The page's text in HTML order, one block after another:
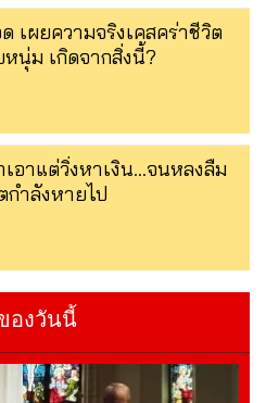
เผยความจริงเคสคร่าชีวิต
นุ่ม เกิดจากสิ่งนี้?
เอาแต่วิ่งหาเงิน…จนหลงลืม
กำลังหายไป
องวันนี้